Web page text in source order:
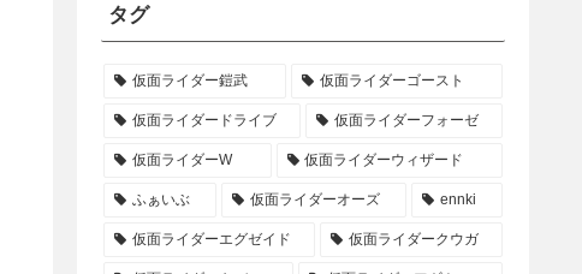
タグ
仮面ライダー鎧武 仮面ライダーゴースト
仮面ライダードライブ 仮面ライダーフォーゼ
仮面ライダーW 仮面ライダーウィザード
ふぁいぶ 仮面ライダーオーズ ennki
仮面ライダーエグゼイド 仮面ライダークウガ